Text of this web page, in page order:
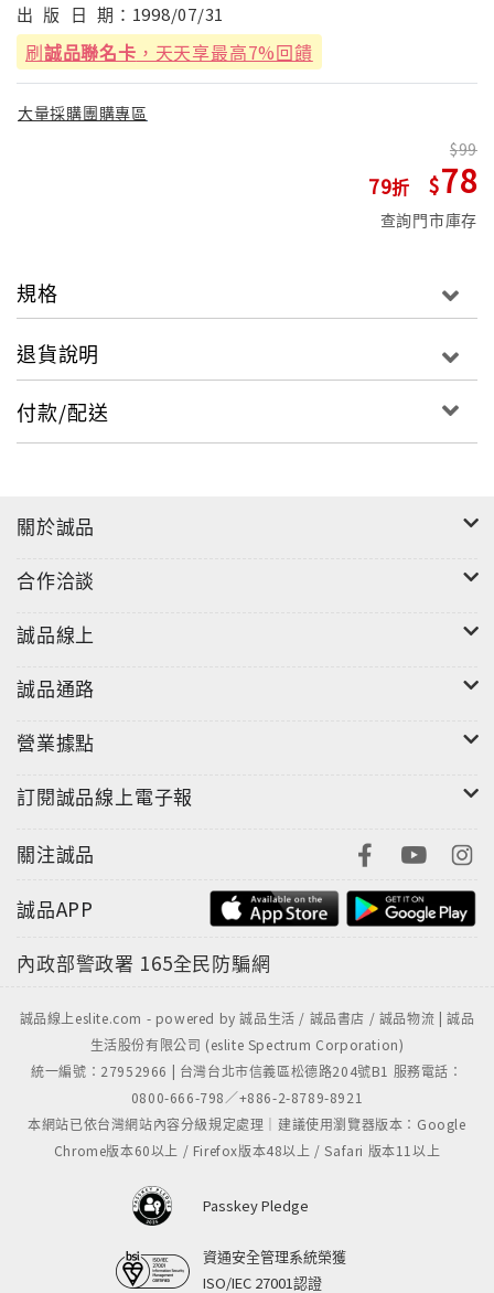
出 版 日 期： 1998/07/31
刷誠品聯名卡 ，天天享最高7%回饋
大量採購團購專區
79
99
78
查詢門市庫存
規格
退貨說明
付款/配送
關於誠品
合作洽談
誠品線上
誠品通路
營業據點
訂閱誠品線上電子報
關注誠品
誠品APP
內政部警政署 165全民防騙網
誠品線上eslite.com - powered by 誠品生活 / 誠品書店 / 誠品物流 | 誠品
生活股份有限公司 (eslite Spectrum Corporation)
統一編號：27952966 | 台灣台北市信義區松德路204號B1 服務電話：
0800-666-798／+886-2-8789-8921
本網站已依台灣網站內容分級規定處理｜建議使用瀏覽器版本：Google
Chrome版本60以上 / Firefox版本48以上 / Safari 版本11以上
Passkey Pledge
資通安全管理系統榮獲
ISO/IEC 27001認證